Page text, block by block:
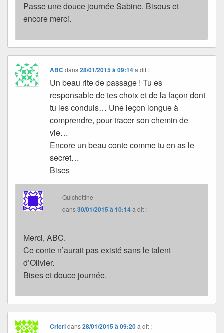
Passe une douce journée Sabine. Bisous et
encore merci.
ABC dans28/01/2015 à 09:14 a dit :
Un beau rite de passage ! Tu es
responsable de tes choix et de la façon dont
tu les conduis… Une leçon longue à
comprendre, pour tracer son chemin de
vie…
Encore un beau conte comme tu en as le
secret…
Bises
Quichottine
dans30/01/2015 à 10:14a dit :
Merci, ABC.
Ce conte n’aurait pas existé sans le talent
d’Olivier.
Bises et douce journée.
Cricridans28/01/2015 à 09:20 a dit :